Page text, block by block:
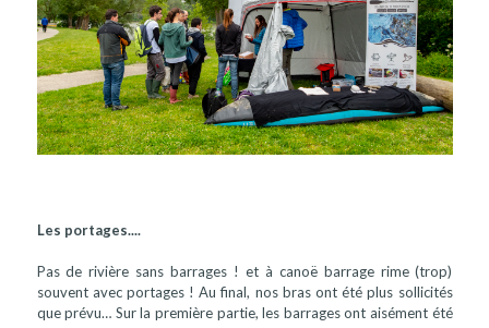
Les portages....
Pas de rivière sans barrages ! et à canoë barrage rime (trop)
souvent avec portages ! Au final, nos bras ont été plus sollicités
que prévu… Sur la première partie, les barrages ont aisément été